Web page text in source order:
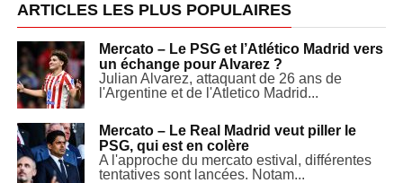
ARTICLES LES PLUS POPULAIRES
Mercato – Le PSG et l’Atlético Madrid vers
un échange pour Alvarez ?
Julian Alvarez, attaquant de 26 ans de
l'Argentine et de l'Atletico Madrid...
Mercato – Le Real Madrid veut piller le
PSG, qui est en colère
A l'approche du mercato estival, différentes
tentatives sont lancées. Notam...